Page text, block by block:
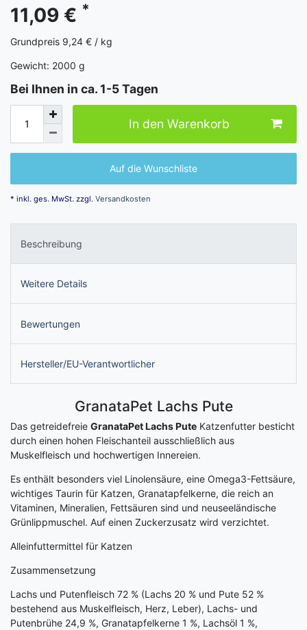
11,09 € *
Grundpreis 9,24 € / kg
Gewicht: 2000 g
Bei Ihnen in ca. 1-5 Tagen
In den Warenkorb
Auf die Wunschliste
* inkl. ges. MwSt. zzgl. Versandkosten
Beschreibung
Weitere Details
Bewertungen
Hersteller/EU-Verantwortlicher
GranataPet Lachs Pute
Das getreidefreie GranataPet Lachs Pute Katzenfutter besticht
durch einen hohen Fleischanteil ausschließlich aus
Muskelfleisch und hochwertigen Innereien.
Es enthält besonders viel Linolensäure, eine Omega3-Fettsäure,
wichtiges Taurin für Katzen, Granatapfelkerne, die reich an
Vitaminen, Mineralien, Fettsäuren sind und neuseeländische
Grünlippmuschel. Auf einen Zuckerzusatz wird verzichtet.
Alleinfuttermittel für Katzen
Zusammensetzung
Lachs und Putenfleisch 72 % (Lachs 20 % und Pute 52 %
bestehend aus Muskelfleisch, Herz, Leber), Lachs- und
Putenbrühe 24,9 %, Granatapfelkerne 1 %, Lachsöl 1 %,